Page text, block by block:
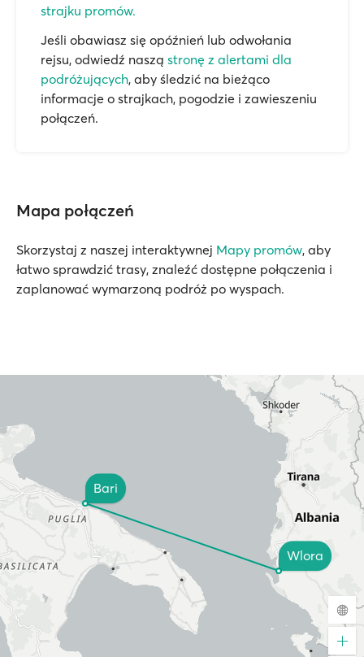
strajku promów.
Jeśli obawiasz się opóźnień lub odwołania
rejsu, odwiedź naszą stronę z alertami dla
podróżujących, aby śledzić na bieżąco
informacje o strajkach, pogodzie i zawieszeniu
połączeń.
Mapa połączeń
Skorzystaj z naszej interaktywnej Mapy promów, aby
łatwo sprawdzić trasy, znaleźć dostępne połączenia i
zaplanować wymarzoną podróż po wyspach.
Bari
Wlora